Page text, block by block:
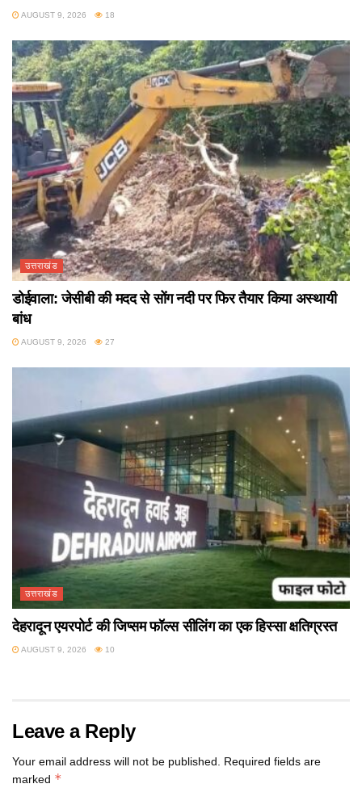
AUGUST 9, 2026 18
उत्तराखंड
डोईवाला: जेसीबी की मदद से सोंग नदी पर फिर तैयार किया अस्थायी
बांध
AUGUST 9, 2026 27
उत्तराखंड
देहरादून एयरपोर्ट की जिप्सम फॉल्स सीलिंग का एक हिस्सा क्षतिग्रस्त
AUGUST 9, 2026 10
Leave a Reply
Your email address will not be published. Required fields are
marked *